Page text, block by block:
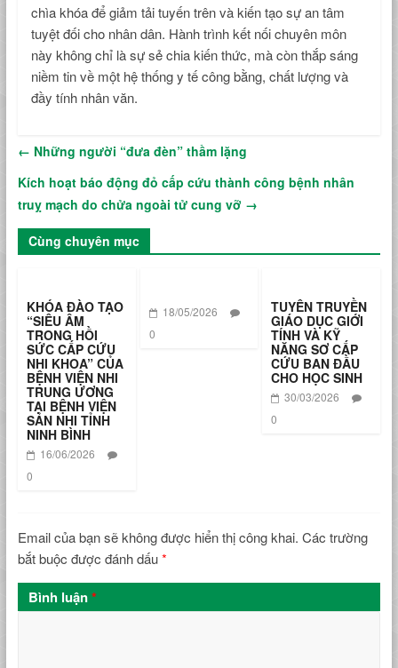
chìa khóa để giảm tải tuyến trên và kiến tạo sự an tâm
tuyệt đối cho nhân dân. Hành trình kết nối chuyên môn
này không chỉ là sự sẻ chia kiến thức, mà còn thắp sáng
niềm tin về một hệ thống y tế công bằng, chất lượng và
đầy tính nhân văn.
← Những người “đưa đèn” thầm lặng
Kích hoạt báo động đỏ cấp cứu thành công bệnh nhân
truỵ mạch do chửa ngoài tử cung vỡ →
Cùng chuyên mục
KHÓA ĐÀO TẠO
“SIÊU ÂM
TRONG HỒI
SỨC CẤP CỨU
NHI KHOA” CỦA
BỆNH VIỆN NHI
TRUNG ƯƠNG
TẠI BỆNH VIỆN
SẢN NHI TỈNH
NINH BÌNH
16/06/2026
0
18/05/2026
0
TUYÊN TRUYỀN
GIÁO DỤC GIỚI
TÍNH VÀ KỸ
NĂNG SƠ CẤP
CỨU BAN ĐẦU
CHO HỌC SINH
30/03/2026
0
Email của bạn sẽ không được hiển thị công khai. Các trường
bắt buộc được đánh dấu*
Bình luận*